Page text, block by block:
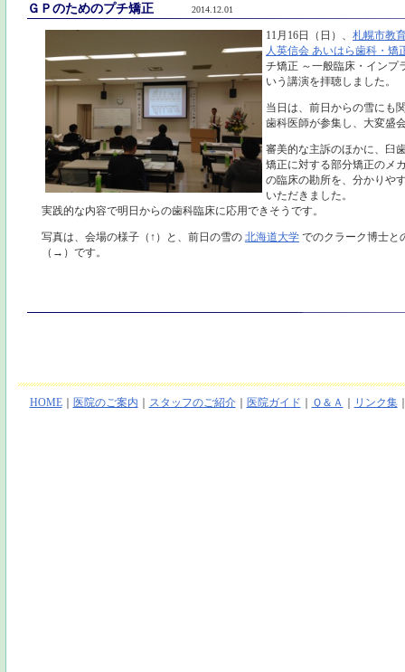
ＧＰのためのプチ矯正 2014.12.01
11月16日（日）、 札幌市教
人英信会 あいはら歯科・矯
チ矯正 ～一般臨床・インプ
いう講演を拝聴しました。
当日は、前日からの雪にも
歯科医師が参集し、大変盛
審美的な主訴のほかに、臼
矯正に対する部分矯正のメ
の臨床の勘所を、分かりや
いただきました。
実践的な内容で明日からの歯科臨床に応用できそうです。
写真は、会場の様子（↑）と、前日の雪の 北海道大学 でのクラーク博士と
（→）です。
HOME｜ 医院のご案内 スタッフのご紹介｜ 医院ガイド Ｑ＆Ａ リンク集